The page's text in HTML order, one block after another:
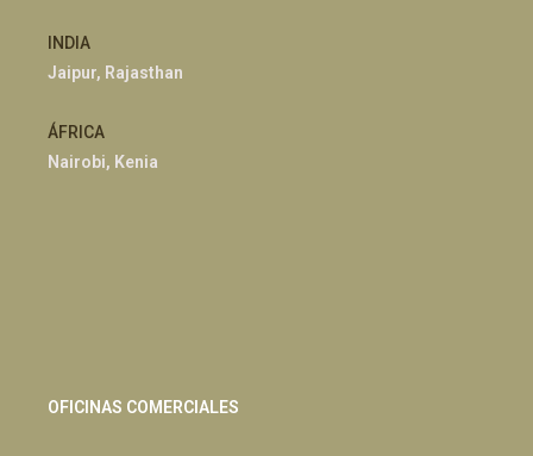
INDIA
Jaipur, Rajasthan
ÁFRICA
Nairobi, Kenia
OFICINAS COMERCIALES